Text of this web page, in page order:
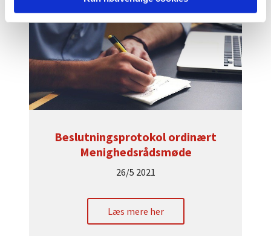
Beslutningsprotokol ordinært
Menighedsrådsmøde
26/5 2021
Læs mere her